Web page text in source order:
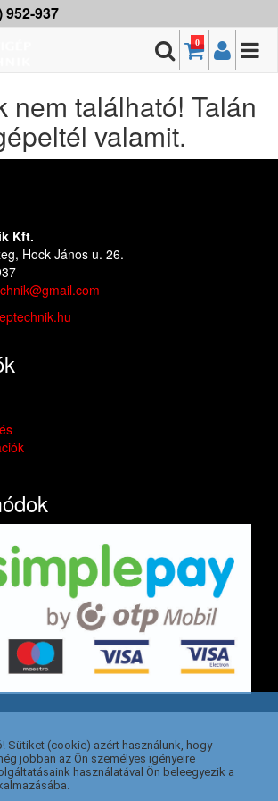
952-937
0
nem található! Talán
valamit.
Kft.
Hock János u. 26.
Sütiket (cookie) azért használunk, hogy
jobban az Ön személyes igényeire
használatával Ön beleegyezik a